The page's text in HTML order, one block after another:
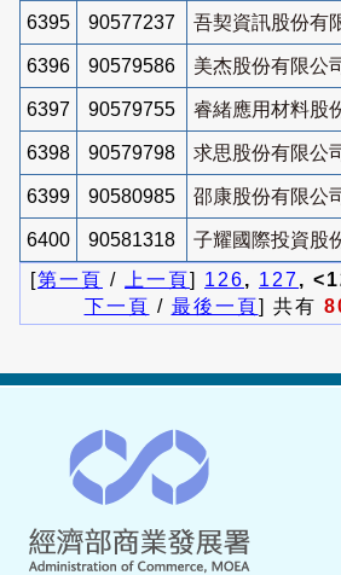
6395 90577237 吾契資訊股份有
6396 90579586 美杰股份有限公
6397 90579755 睿緒應用材料股
6398 90579798 求思股份有限公
6399 90580985 邵康股份有限公
6400 90581318
子耀國際投資股
[第一頁 / 上一頁] 126, 127,
下一頁 / 最後一頁] 共有